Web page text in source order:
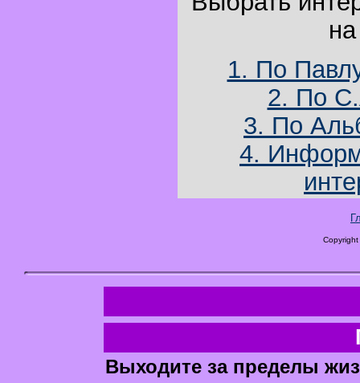
1. По
2. По
3. По
4.
Выходите за пределы